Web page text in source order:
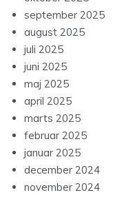
september 2025
august 2025
juli 2025
juni 2025
maj 2025
april 2025
marts 2025
februar 2025
januar 2025
december 2024
november 2024